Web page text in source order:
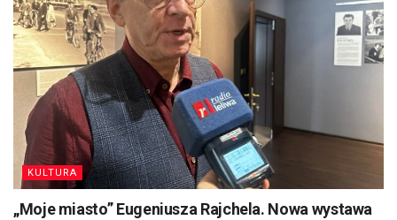
KULTURA
„Moje miasto” Eugeniusza Rajchela. Nowa wystawa